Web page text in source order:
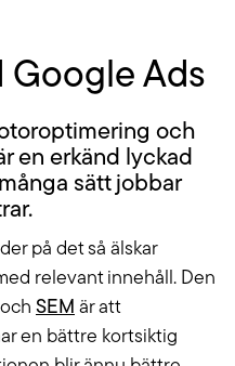
Google Ads
och
en erkänd lyckad
sätt jobbar
på det så älskar
relevant innehåll. Den
SEM är att
en bättre kortsiktig